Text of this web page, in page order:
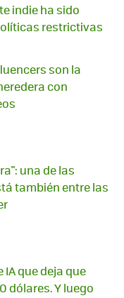
indie ha sido
restrictivas
son la
con
una de las
también entre las
que deja que
dólares. Y luego